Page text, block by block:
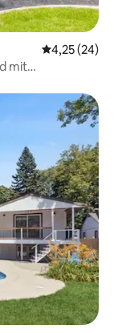
4,25 (24)
mit